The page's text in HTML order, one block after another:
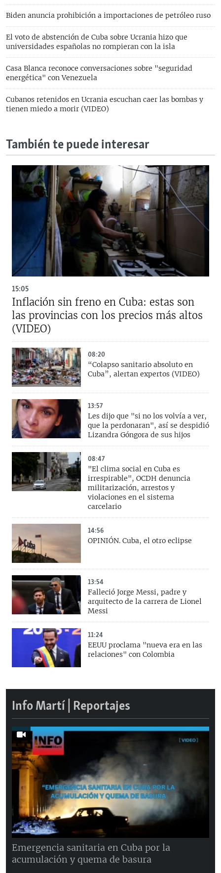
Biden anuncia prohibición a importaciones de petróleo ruso
El voto de abstención de Cuba sobre Ucrania hizo que
universidades españolas no rompieran con la isla
Casa Blanca reconoce conversaciones sobre "seguridad
energética" con Venezuela
Cubanos retenidos en Ucrania escuchan caer las bombas y
tienen miedo a morir (VIDEO)
También te puede interesar
15:05
Inflación sin freno en Cuba: estas son
las provincias con los precios más altos
(VIDEO)
08:20
“Colapso sanitario absoluto en
Cuba”, alertan expertos (VIDEO)
13:57
Les dijo que "si no los volvía a ver,
que la perdonaran", así se despidió
Lizandra Góngora de sus hijos
08:47
"El clima social en Cuba es
irrespirable", OCDH denuncia
militarización, arrestos y
violaciones en el sistema
carcelario
14:56
OPINIÓN. Cuba, el otro eclipse
13:54
Falleció Jorge Messi, padre y
arquitecto de la carrera de Lionel
Messi
11:24
EEUU proclama "nueva era en las
relaciones" con Colombia
Info Martí | Reportajes
Emergencia sanitaria en Cuba por la
acumulación y quema de basura